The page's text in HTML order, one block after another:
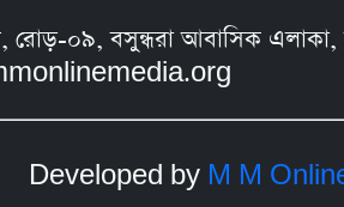
রোড়-০৯, বসুন্ধরা আবাসিক
Developed by M M